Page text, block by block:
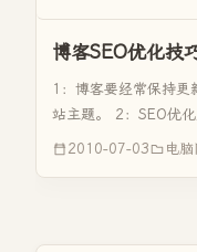
博客SEO优化技
1：博客要经常保持更
站主题。 2：SEO优
给每个页面增加
2010-07-03 电